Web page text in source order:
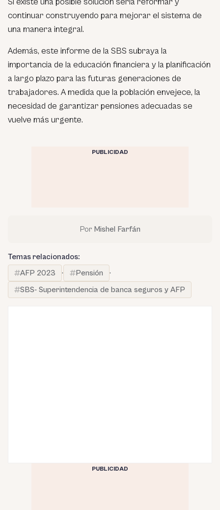
continuar construyendo para mejorar el sistema de
una manera integral.
Además, este informe de la SBS subraya la
importancia de la educación financiera y la planificación
a largo plazo para las futuras generaciones de
trabajadores. A medida que la población envejece, la
necesidad de garantizar pensiones adecuadas se
vuelve más urgente.
PUBLICIDAD
Por Mishel Farfán
Temas relacionados:
AFP 2023
· Pensión
·
SBS- Superintendencia de banca seguros y AFP
PUBLICIDAD